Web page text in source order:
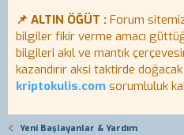
📌 ALTIN ÖĞÜT : Forum
bilgiler fikir verme amacı
bilgileri akıl ve mantık
kazandırır aksi taktirde
kriptokulis.com sorumluluk
Yeni Başlayanlar & Yardım